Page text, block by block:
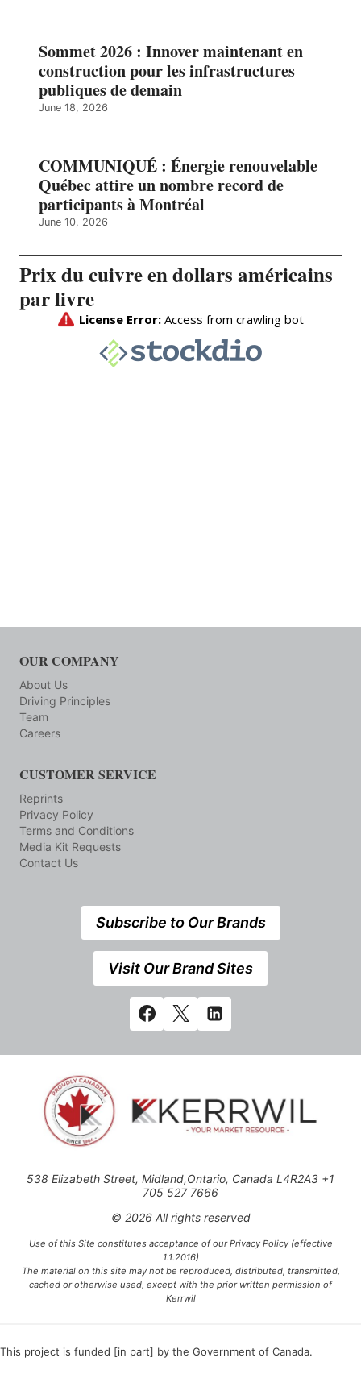
Sommet 2026 : Innover maintenant en
construction pour les infrastructures
publiques de demain
June 18, 2026
COMMUNIQUÉ : Énergie renouvelable
Québec attire un nombre record de
participants à Montréal
June 10, 2026
Prix du cuivre en dollars américains
par livre
OUR COMPANY
About Us
Driving Principles
Team
Careers
CUSTOMER SERVICE
Reprints
Privacy Policy
Terms and Conditions
Media Kit Requests
Contact Us
Subscribe to Our Brands
Visit Our Brand Sites
538 Elizabeth Street, Midland,Ontario, Canada L4R2A3 +1
705 527 7666
© 2026 All rights reserved
Use of this Site constitutes acceptance of our Privacy Policy (effective
1.1.2016)
The material on this site may not be reproduced, distributed, transmitted,
cached or otherwise used, except with the prior written permission of
Kerrwil
This project is funded [in part] by the Government of Canada.